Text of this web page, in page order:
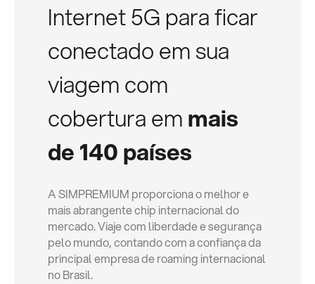
Internet 5G para ficar
conectado em sua
viagem com
cobertura emmais
de 140 países
A SIMPREMIUM proporciona o melhor e
mais abrangente chip internacional do
mercado. Viaje com liberdade e segurança
pelo mundo, contando com a confiança da
principal empresa de roaming internacional
no Brasil.